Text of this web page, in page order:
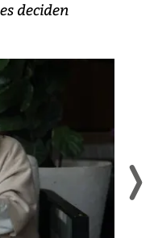
deciden